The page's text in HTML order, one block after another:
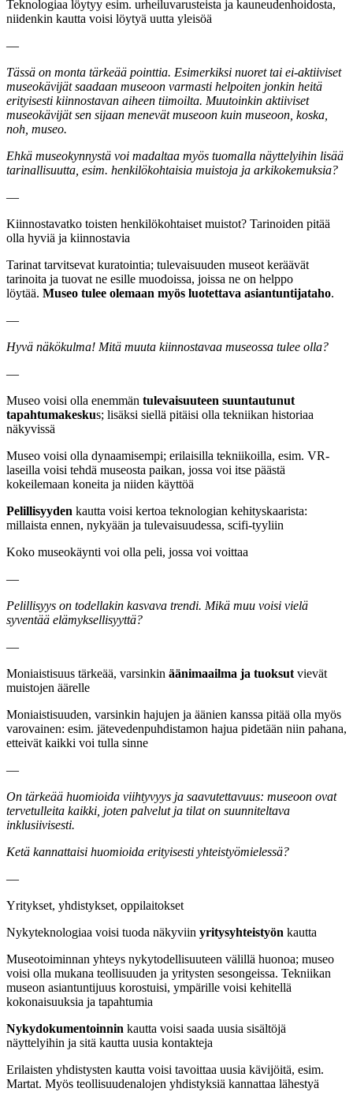
Teknologiaa löytyy esim. urheiluvarusteista ja kauneudenhoidosta,
niidenkin kautta voisi löytyä uutta yleisöä
—
Tässä on monta tärkeää pointtia. Esimerkiksi nuoret tai ei-aktiiviset
museokävijät saadaan museoon varmasti helpoiten jonkin heitä
erityisesti kiinnostavan aiheen tiimoilta. Muutoinkin aktiiviset
museokävijät sen sijaan menevät museoon kuin museoon, koska,
noh, museo.
Ehkä museokynnystä voi madaltaa myös tuomalla näyttelyihin lisää
tarinallisuutta, esim. henkilökohtaisia muistoja ja arkikokemuksia?
—
Kiinnostavatko toisten henkilökohtaiset muistot? Tarinoiden pitää
olla hyviä ja kiinnostavia
Tarinat tarvitsevat kuratointia; tulevaisuuden museot keräävät
tarinoita ja tuovat ne esille muodoissa, joissa ne on helppo
löytää. Museo tulee olemaan myös luotettava asiantuntijataho.
—
Hyvä näkökulma! Mitä muuta kiinnostavaa museossa tulee olla?
—
Museo voisi olla enemmän tulevaisuuteen suuntautunut
tapahtumakeskus; lisäksi siellä pitäisi olla tekniikan historiaa
näkyvissä
Museo voisi olla dynaamisempi; erilaisilla tekniikoilla, esim. VR-
laseilla voisi tehdä museosta paikan, jossa voi itse päästä
kokeilemaan koneita ja niiden käyttöä
Pelillisyyden kautta voisi kertoa teknologian kehityskaarista:
millaista ennen, nykyään ja tulevaisuudessa, scifi-tyyliin
Koko museokäynti voi olla peli, jossa voi voittaa
—
Pelillisyys on todellakin kasvava trendi. Mikä muu voisi vielä
syventää elämyksellisyyttä?
—
Moniaistisuus tärkeää, varsinkin äänimaailma ja tuoksutvievät
muistojen äärelle
Moniaistisuuden, varsinkin hajujen ja äänien kanssa pitää olla myös
varovainen: esim. jätevedenpuhdistamon hajua pidetään niin pahana,
etteivät kaikki voi tulla sinne
—
On tärkeää huomioida viihtyvyys ja saavutettavuus: museoon ovat
tervetulleita kaikki, joten palvelut ja tilat on suunniteltava
inklusiivisesti.
Ketä kannattaisi huomioida erityisesti yhteistyömielessä?
—
Yritykset, yhdistykset, oppilaitokset
Nykyteknologiaa voisi tuoda näkyviin yritysyhteistyön kautta
Museotoiminnan yhteys nykytodellisuuteen välillä huonoa; museo
voisi olla mukana teollisuuden ja yritysten sesongeissa. Tekniikan
museon asiantuntijuus korostuisi, ympärille voisi kehitellä
kokonaisuuksia ja tapahtumia
Nykydokumentoinnin kautta voisi saada uusia sisältöjä
näyttelyihin ja sitä kautta uusia kontakteja
Erilaisten yhdistysten kautta voisi tavoittaa uusia kävijöitä, esim.
Martat. Myös teollisuudenalojen yhdistyksiä kannattaa lähestyä